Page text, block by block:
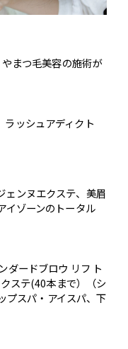
まつ毛美容の施術が
ラッシュアディクト
ェンヌエクステ、美眉
イゾーンのトータル
ダードブロウ リフ ト
ステ(40本まで）（シ
プスパ・アイスパ、下